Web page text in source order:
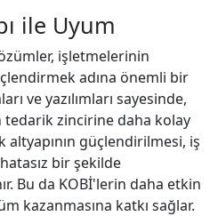
ile Uyum
işletmelerinin
adına önemli bir
ve yazılımları sayesinde,
tedarik zincirine daha kolay
güçlendirilmesi, iş
bir şekilde
Bu da KOBİ'lerin daha etkin
kazanmasına katkı sağlar.